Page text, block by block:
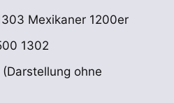
Mexikaner 1200er
1302
ohne